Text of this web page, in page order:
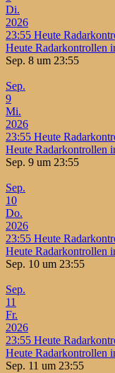
Di.
2026
23:55 Heute
Heute Radarkontrollen
Sep. 8 um 23:55
Sep.
9
Mi.
2026
23:55 Heute
Heute Radarkontrollen
Sep. 9 um 23:55
Sep.
10
Do.
2026
23:55 Heute
Heute Radarkontrollen
Sep. 10 um 23:55
Sep.
11
Fr.
2026
23:55 Heute
Heute Radarkontrollen
Sep. 11 um 23:55